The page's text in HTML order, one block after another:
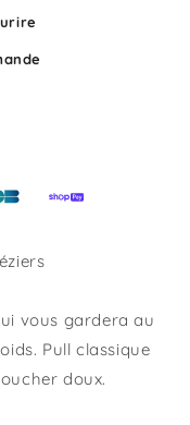
vous gardera au
Pull classique
doux.